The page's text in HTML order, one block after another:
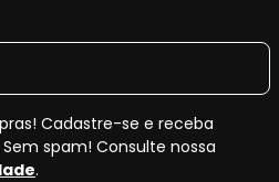
Cadastre-se e receba
spam! Consulte nossa
.